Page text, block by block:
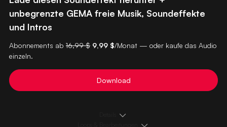
unbegrenzte GEMA freie Musik, Soundeffekte
und Intros
Abonnements ab 16,99 $ 9,99 $/Monat — oder kaufe das Audio
einzeln.
Download